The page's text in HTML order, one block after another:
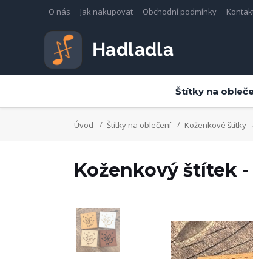
O nás Jak nakupovat Obchodní podmínky
Štítky na
Úvod Štítky na oblečení Koženkové štítky
Koženkový štítek -